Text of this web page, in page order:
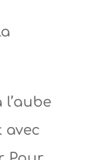
avec